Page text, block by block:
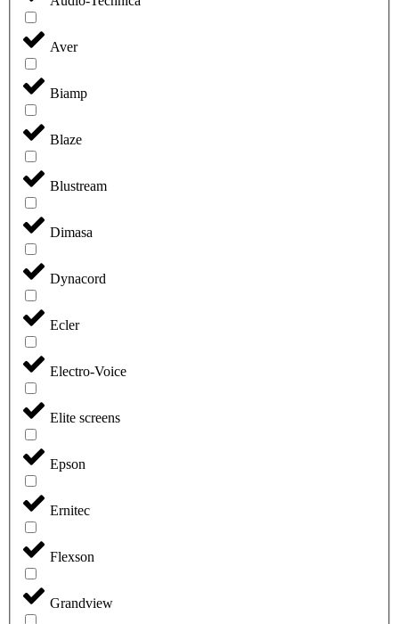
Aver
Biamp
Blaze
Blustream
Dimasa
Dynacord
Ecler
Electro-Voice
Elite screens
Epson
Ernitec
Flexson
Grandview